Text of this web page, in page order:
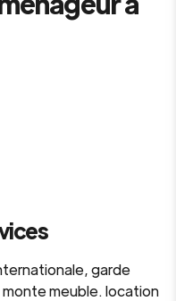
garde
meuble. location